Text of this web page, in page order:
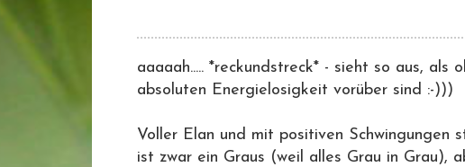
aaaaah..... *reckundstreck* - sieht so aus, als
absoluten Energielosigkeit vorüber sind :-)))
Voller Elan und mit positiven Schwingungen
ist zwar ein Graus (weil alles Grau in Grau),